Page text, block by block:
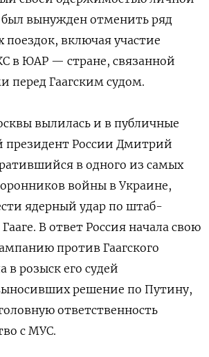
был вынужден отменить ряд
включая участие
в ЮАР — стране, связанной
перед Гаагским судом.
вылилась и в публичные
президент России Дмитрий
в одного из самых
войны в Украине,
ядерный удар по штаб-
В ответ Россия начала свою
против Гаагского
в розыск его судей
решение по Путину,
ответственность
с МУС.